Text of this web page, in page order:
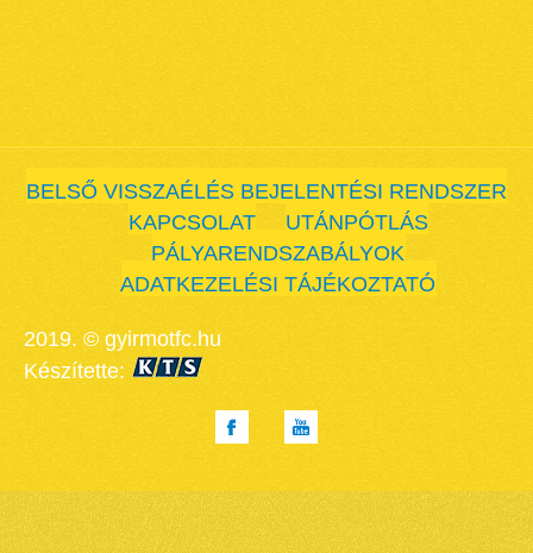
BELSŐ VISSZAÉLÉS BEJELENTÉSI RENDSZER
KAPCSOLAT
UTÁNPÓTLÁS
PÁLYARENDSZABÁLYOK
ADATKEZELÉSI TÁJÉKOZTATÓ
2019. © gyirmotfc.hu
Készítette: